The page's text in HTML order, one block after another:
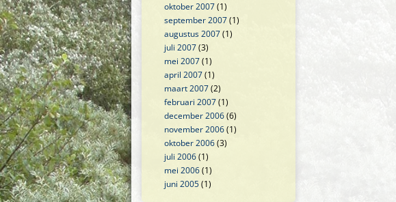
oktober 2007(1)
september 2007(1)
augustus 2007(1)
juli 2007(3)
mei 2007(1)
april 2007(1)
maart 2007(2)
februari 2007(1)
december 2006(6)
november 2006(1)
oktober 2006(3)
juli 2006(1)
mei 2006(1)
juni 2005(1)